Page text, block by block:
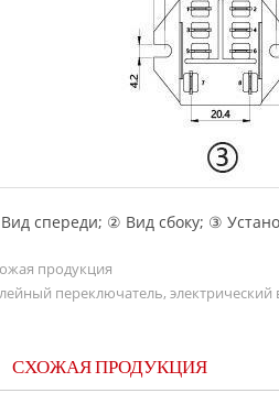
спереди; ② Вид сбоку; ③
продукция
переключатель, электрический
СХОЖАЯ ПРОДУКЦИЯ